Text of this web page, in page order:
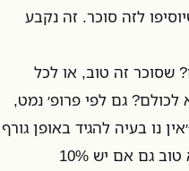
לזה סוכר. זה נקבע
שסוכר זה טוב, או לכל
גם לפי פרופ׳ נמט,
נו בעיה להגיד באופן גורף
שצריכת סוכר מוגזמת היא דבר לא טוב גם אם יש 10%